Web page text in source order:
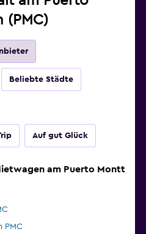
(PMC)
Beliebte Städte
Auf gut Glück
am Puerto Montt
PMC